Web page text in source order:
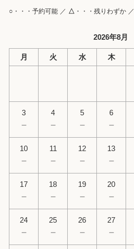
○ ・・・予約可能 ／ △ ・・・残りわずか ／
2026年8月
月 火 水 木
3
－
4
－
5
－
6
－
10
－
11
－
12
－
13
－
17
－
18
－
19
－
20
－
24
－
25
－
26
－
27
－